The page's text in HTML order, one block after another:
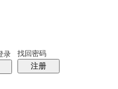
录 找回密码
注册